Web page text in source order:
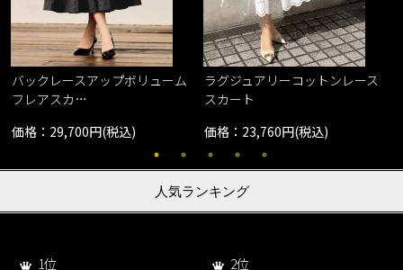
バックレースアップボリューム
フレアスカ…
価格：29,700円(税込)
ラグジュアリーコットンレース
スカート
価格：23,760円(税込)
人気ランキング
1位 2位